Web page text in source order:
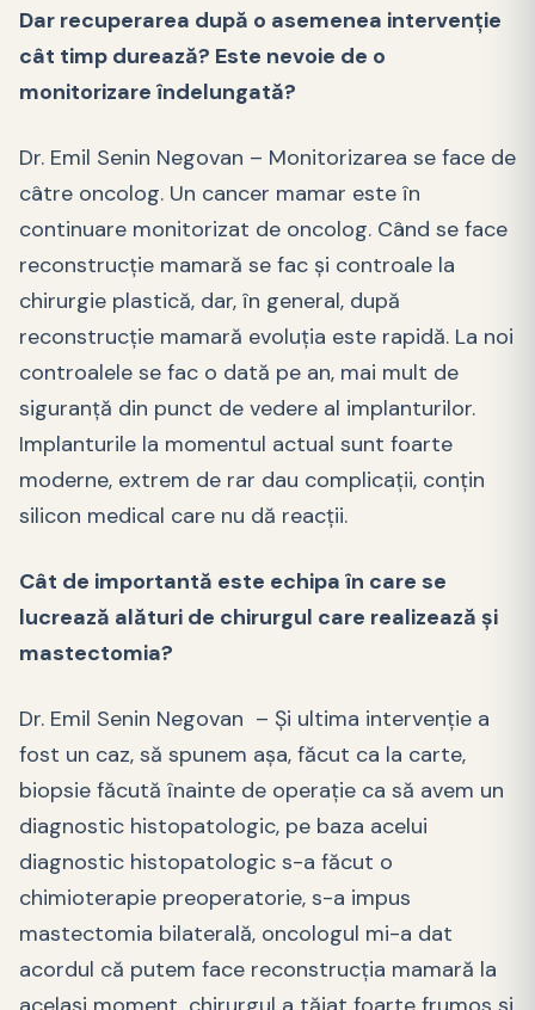
Dar recuperarea după o asemenea intervenție
cât timp durează? Este nevoie de o
monitorizare îndelungată?
Dr. Emil Senin Negovan – Monitorizarea se face de
câtre oncolog. Un cancer mamar este în
continuare monitorizat de oncolog. Când se face
reconstrucție mamară se fac și controale la
chirurgie plastică, dar, în general, după
reconstrucție mamară evoluția este rapidă. La noi
controalele se fac o dată pe an, mai mult de
siguranță din punct de vedere al implanturilor.
Implanturile la momentul actual sunt foarte
moderne, extrem de rar dau complicații, conțin
silicon medical care nu dă reacții.
Cât de importantă este echipa în care se
lucrează alături de chirurgul care realizează și
mastectomia?
Dr. Emil Senin Negovan – Și ultima intervenție a
fost un caz, să spunem așa, făcut ca la carte,
biopsie făcută înainte de operație ca să avem un
diagnostic histopatologic, pe baza acelui
diagnostic histopatologic s-a făcut o
chimioterapie preoperatorie, s-a impus
mastectomia bilaterală, oncologul mi-a dat
acordul că putem face reconstrucția mamară la